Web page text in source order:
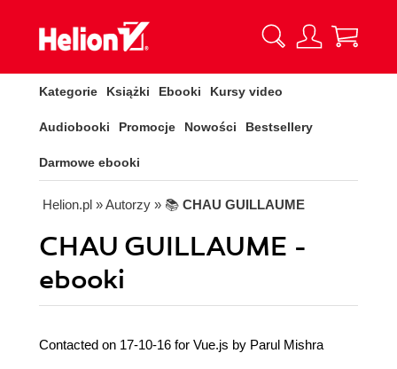
Kategorie Książki Ebooki Kursy video
Audiobooki Promocje Nowości Bestsellery
Darmowe ebooki
Helion.pl » Autorzy » 📚 CHAU GUILLAUME
CHAU GUILLAUME -
ebooki
Contacted on 17-10-16 for Vue.js by Parul Mishra